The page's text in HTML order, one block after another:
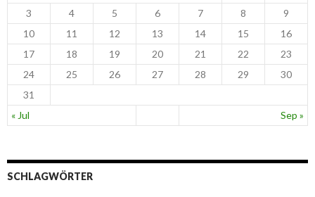
« Jul Sep »
3
4 5 6 7 8
9
10
11 12 13 14 15
16
17
18 19 20 21 22
23
24
25 26 27 28 29
30
31
SCHLAGWÖRTER